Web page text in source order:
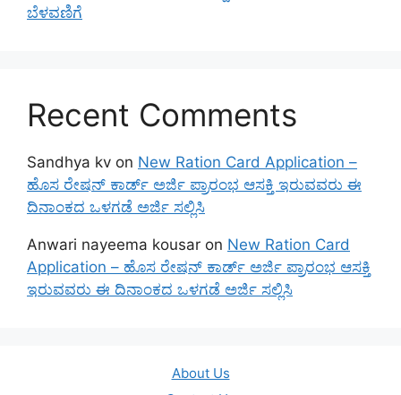
ಬೆಳವಣಿಗೆ
Recent Comments
Sandhya kv on New Ration Card Application –
ಹೊಸ ರೇಷನ್ ಕಾರ್ಡ್ ಅರ್ಜಿ ಪ್ರಾರಂಭ ಆಸಕ್ತಿ ಇರುವವರು ಈ
ದಿನಾಂಕದ ಒಳಗಡೆ ಅರ್ಜಿ ಸಲ್ಲಿಸಿ
Anwari nayeema kousar on New Ration Card
Application – ಹೊಸ ರೇಷನ್ ಕಾರ್ಡ್ ಅರ್ಜಿ ಪ್ರಾರಂಭ ಆಸಕ್ತಿ
ಇರುವವರು ಈ ದಿನಾಂಕದ ಒಳಗಡೆ ಅರ್ಜಿ ಸಲ್ಲಿಸಿ
About Us